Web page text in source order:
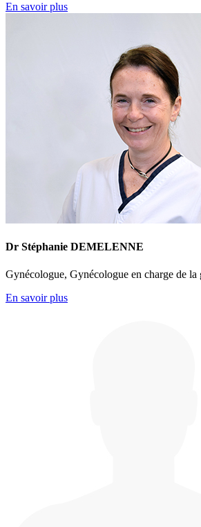
En savoir plus
Dr Stéphanie DEMELENNE
Gynécologue, Gynécologue en charge de
En savoir plus